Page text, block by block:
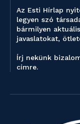
Az Esti Hírlap
legyen szó
bármilyen
javaslatokat,
Írj nekünk
címre.